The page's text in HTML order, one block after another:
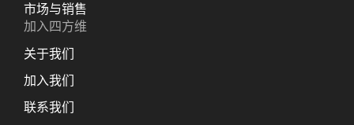
市场与销售
加入四方维
关于我们
加入我们
联系我们